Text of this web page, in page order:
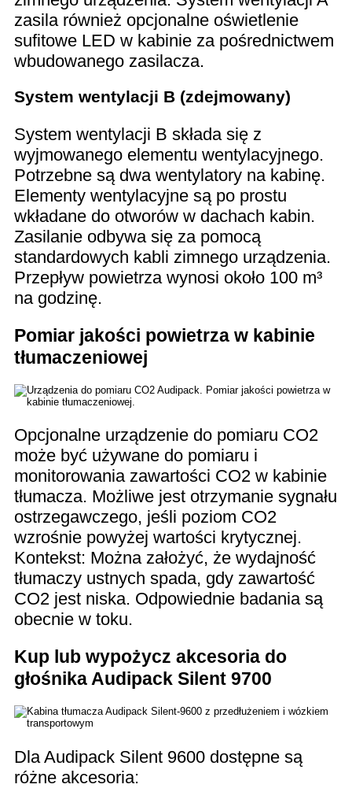
zasila również opcjonalne oświetlenie
sufitowe LED w kabinie za pośrednictwem
wbudowanego zasilacza.
System wentylacji B (zdejmowany)
System wentylacji B składa się z
wyjmowanego elementu wentylacyjnego.
Potrzebne są dwa wentylatory na kabinę.
Elementy wentylacyjne są po prostu
wkładane do otworów w dachach kabin.
Zasilanie odbywa się za pomocą
standardowych kabli zimnego urządzenia.
Przepływ powietrza wynosi około 100 m³
na godzinę.
Pomiar jakości powietrza w kabinie
tłumaczeniowej
Opcjonalne urządzenie do pomiaru CO2
może być używane do pomiaru i
monitorowania zawartości CO2 w kabinie
tłumacza. Możliwe jest otrzymanie sygnału
ostrzegawczego, jeśli poziom CO2
wzrośnie powyżej wartości krytycznej.
Kontekst: Można założyć, że wydajność
tłumaczy ustnych spada, gdy zawartość
CO2 jest niska. Odpowiednie badania są
obecnie w toku.
Kup lub wypożycz akcesoria do
głośnika Audipack Silent 9700
Dla Audipack Silent 9600 dostępne są
różne akcesoria: